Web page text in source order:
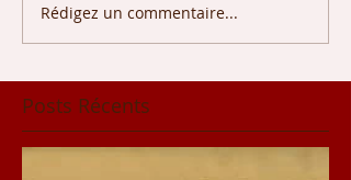
Rédigez un commentaire...
Posts Récents